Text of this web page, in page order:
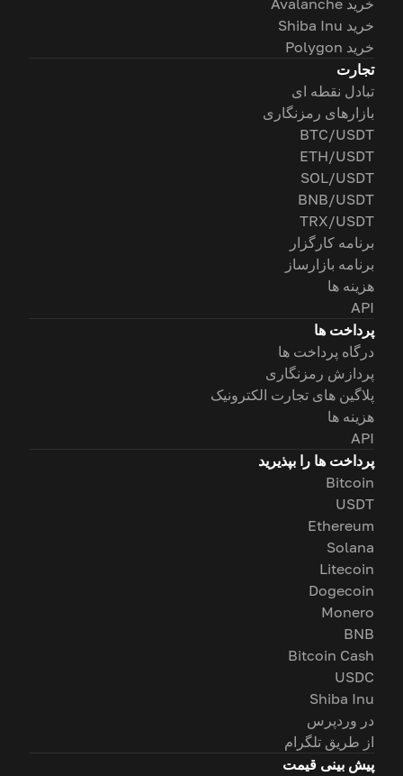
خرید Avalanche
خرید Shiba Inu
خرید Polygon
تجارت
تبادل نقطه ای
بازارهای رمزنگاری
BTC/USDT
ETH/USDT
SOL/USDT
BNB/USDT
TRX/USDT
برنامه کارگزار
برنامه بازارساز
هزینه ها
API
پرداخت ها
درگاه پرداخت ها
پردازش رمزنگاری
پلاگین های تجارت الکترونیک
هزینه ها
API
پرداخت ها را بپذیرید
Bitcoin
USDT
Ethereum
Solana
Litecoin
Dogecoin
Monero
BNB
Bitcoin Cash
USDC
Shiba Inu
در وردپرس
از طریق تلگرام
پیش بینی قیمت